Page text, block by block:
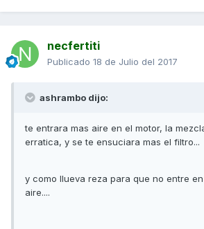
necfertiti
Publicado 18 de Julio del 2017
ashrambo dijo:
te entrara mas aire en el motor, la
erratica, y se te ensuciara mas el filtro...
y como llueva reza para que no entre
aire....